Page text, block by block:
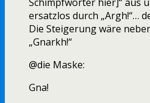
ersatzlos durch „Argh!“…
Die Steigerung wäre
„Gnarkh!“
@die Maske:
Gna!